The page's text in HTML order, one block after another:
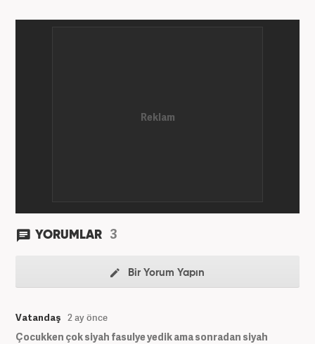
YORUMLAR 3
Bir Yorum Yapın
Vatandaş 2 ay önce
Çocukken çok siyah fasulye yedik ama sonradan siyah